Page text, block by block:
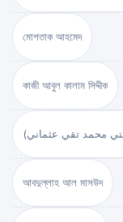
মোশতাক আহমেদ
কাজী আবুল কালাম সিদ্দীক
আবদুল্লাহ আল মাসউদ